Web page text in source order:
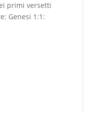
primi versetti
Genesi 1:1: